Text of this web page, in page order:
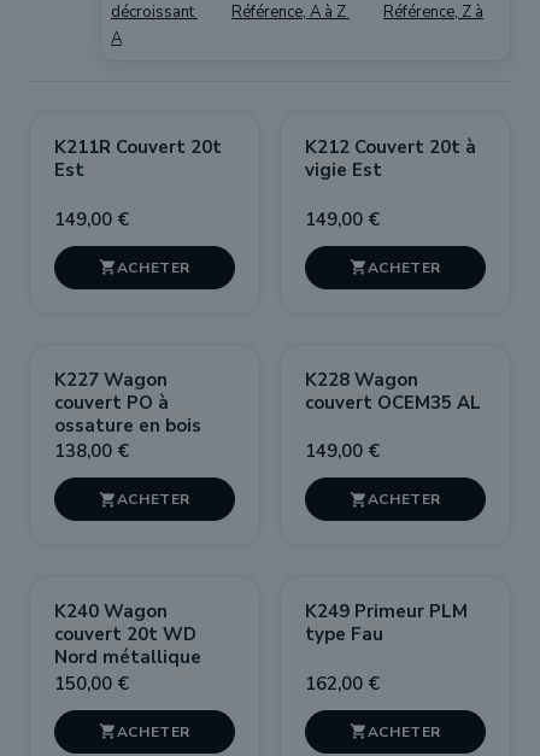
décroissant
Référence, A à Z
Référence, Z à
A
K211R Couvert 20t
Est
149,00 €

K212 Couvert 20t à
vigie Est
149,00 €

K227 Wagon
couvert PO à
ossature en bois
138,00 €

K228 Wagon
couvert OCEM35 AL
149,00 €

K240 Wagon
couvert 20t WD
Nord métallique
150,00 €

K249 Primeur PLM
type Fau
162,00 €
